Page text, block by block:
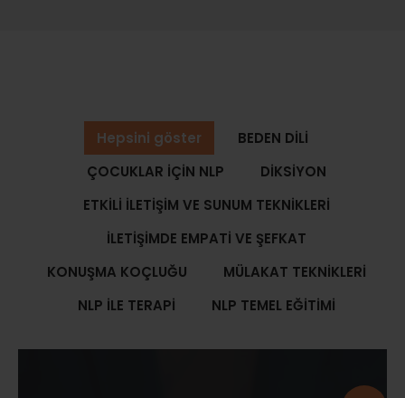
Hepsini göster
BEDEN DİLİ
ÇOCUKLAR İÇİN NLP
DİKSİYON
ETKİLİ İLETİŞİM VE SUNUM TEKNİKLERİ
İLETİŞİMDE EMPATİ VE ŞEFKAT
KONUŞMA KOÇLUĞU
MÜLAKAT TEKNİKLERİ
NLP İLE TERAPİ
NLP TEMEL EĞİTİMİ